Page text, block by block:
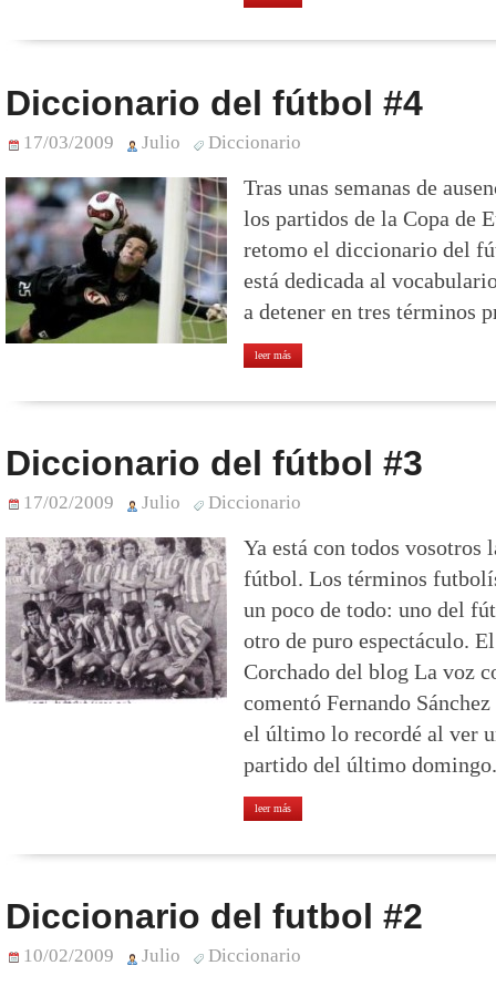
Diccionario del fútbol #4
17/03/2009 Julio Diccionario
Tras unas semanas de
los partidos de la Copa de
retomo el diccionario del
está dedicada al
a detener en tres términos
leer más
Diccionario del fútbol #3
17/02/2009 Julio Diccionario
Ya está con todos
fútbol. Los términos
un poco de todo: uno del
otro de puro espectáculo.
Corchado del blog La voz
comentó Fernando
el último lo recordé al ver
partido del último domingo.
leer más
Diccionario del futbol #2
10/02/2009 Julio Diccionario